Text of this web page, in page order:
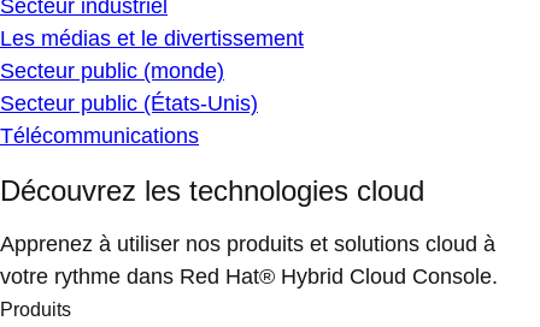
Secteur industriel
Les médias et le divertissement
Secteur public (monde)
Secteur public (États-Unis)
Télécommunications
Découvrez les technologies cloud
Apprenez à utiliser nos produits et solutions cloud à
votre rythme dans Red Hat® Hybrid Cloud Console.
Produits